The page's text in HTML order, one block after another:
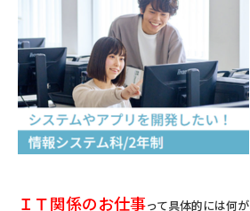
ＩＴ関係のお仕事って具体的には何